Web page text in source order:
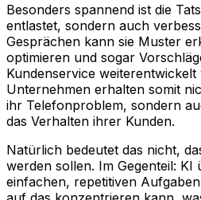
Besonders spannend ist die
entlastet, sondern auch
Gesprächen kann sie Muster
optimieren und sogar
Kundenservice
Unternehmen erhalten somit
ihr Telefonproblem, sondern
das Verhalten ihrer Kunden.
Natürlich bedeutet das nicht,
werden sollen. Im Gegenteil: KI
einfachen, repetitiven